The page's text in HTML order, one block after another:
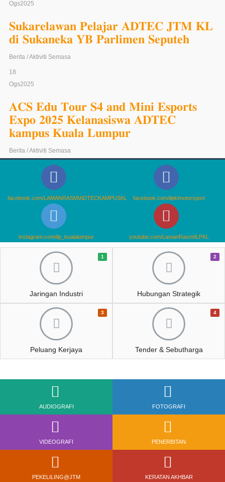
18
Ogs
2025
𝐒𝐮𝐤𝐚𝐫𝐞𝐥𝐚𝐰𝐚𝐧 𝐏𝐞𝐥𝐚𝐣𝐚𝐫 𝐀𝐃𝐓𝐄𝐂 𝐉𝐓𝐌 𝐊𝐋
𝐝𝐢 𝐒𝐮𝐤𝐚𝐧𝐞𝐤𝐚 𝐘𝐁 𝐏𝐚𝐫𝐥𝐢𝐦𝐞𝐧 𝐒𝐞𝐩𝐮𝐭𝐞𝐡
18
Ogs2025
𝐀𝐂𝐒 𝐄𝐝𝐮 𝐓𝐨𝐮𝐫 𝐒𝟒 𝐚𝐧𝐝 𝐌𝐢𝐧𝐢 𝐄𝐬𝐩𝐨𝐫𝐭𝐬
𝐄𝐱𝐩𝐨 𝟐𝟎𝟐𝟓 𝐊𝐞𝐥𝐚𝐧𝐚𝐬𝐢𝐬𝐰𝐚 𝐀𝐃𝐓𝐄𝐂
𝐤𝐚𝐦𝐩𝐮𝐬 𝐊𝐮𝐚𝐥𝐚 𝐋𝐮𝐦𝐩𝐮𝐫
Berita / Aktiviti Semasa
facebook.com/LAMANRASMIADTECKAMPUSKL facebook.com/ilpklmotorsport
instagram.com/ilp_kualalumpur youtube.com/LamanRasmiILPKL
Jaringan Industri Hubungan Strategik
Peluang Kerjaya Tender & Sebutharga
AUDIOGRAFI FOTOGRAFI
VIDEOGRAFI PENERBITAN